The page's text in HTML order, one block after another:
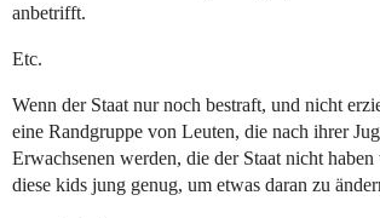
anbetrifft.
Etc.
Wenn der Staat nur noch bestraft, und nicht
eine Randgruppe von Leuten, die nach ihrer
Erwachsenen werden, die der Staat nicht
diese kids jung genug, um etwas daran zu